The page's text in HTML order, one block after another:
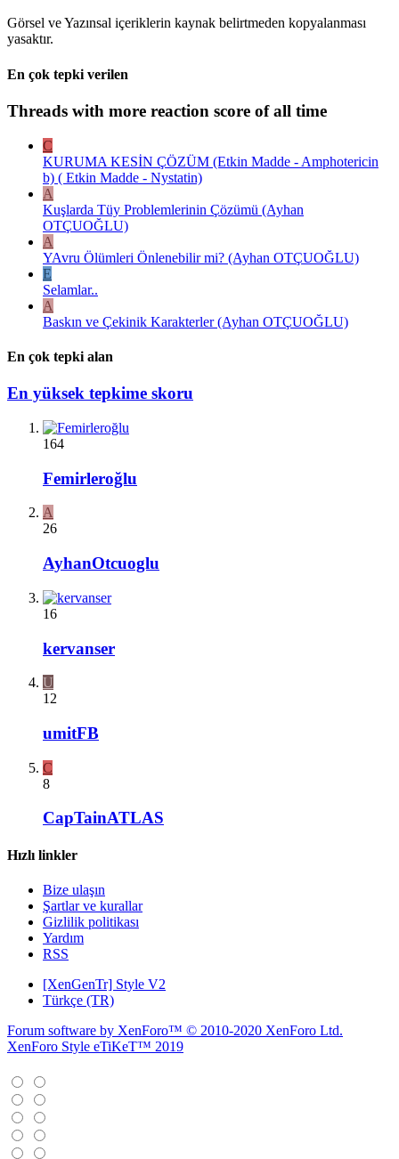
Görsel ve Yazınsal içeriklerin kaynak belirtmeden kopyalanması
yasaktır.
En çok tepki verilen
Threads with more reaction score of all time
C
KURUMA KESİN ÇÖZÜM (Etkin Madde - Amphotericin
b) ( Etkin Madde - Nystatin)
A
Kuşlarda Tüy Problemlerinin Çözümü (Ayhan
OTÇUOĞLU)
A
YAvru Ölümleri Önlenebilir mi? (Ayhan OTÇUOĞLU)
E
Selamlar..
A
Baskın ve Çekinik Karakterler (Ayhan OTÇUOĞLU)
En çok tepki alan
En yüksek tepkime skoru
164
Femirleroğlu
A
26
AyhanOtcuoglu
16
kervanser
U
12
umitFB
C
8
CapTainATLAS
Hızlı linkler
Bize ulaşın
Şartlar ve kurallar
Gizlilik politikası
Yardım
RSS
[XenGenTr] Style V2
Türkçe (TR)
Forum software by XenForo™ © 2010-2020 XenForo Ltd.
XenForo Style eTiKeT™ 2019